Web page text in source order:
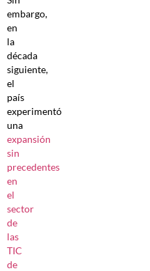
embargo,
en
la
década
siguiente,
el
país
experimentó
una
expansión
sin
precedentes
en
el
sector
de
las
TIC
de